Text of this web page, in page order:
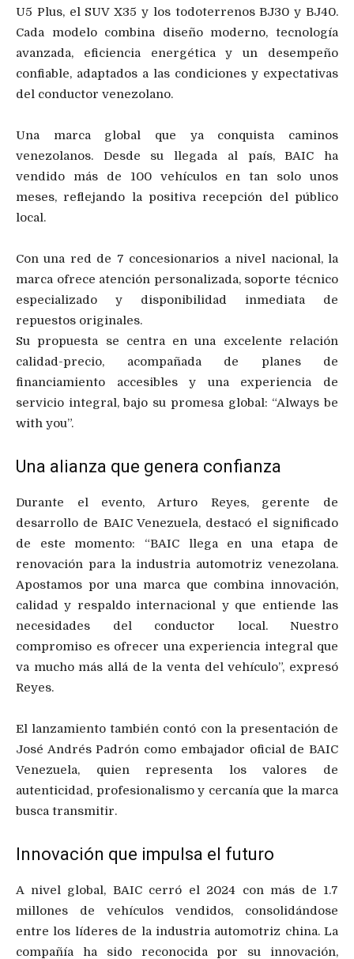
U5 Plus, el SUV X35 y los todoterrenos BJ30 y BJ40.
Cada modelo combina diseño moderno, tecnología
avanzada, eficiencia energética y un desempeño
confiable, adaptados a las condiciones y expectativas
del conductor venezolano.
Una marca global que ya conquista caminos
venezolanos. Desde su llegada al país, BAIC ha
vendido más de 100 vehículos en tan solo unos
meses, reflejando la positiva recepción del público
local.
Con una red de 7 concesionarios a nivel nacional, la
marca ofrece atención personalizada, soporte técnico
especializado y disponibilidad inmediata de
repuestos originales.
Su propuesta se centra en una excelente relación
calidad-precio, acompañada de planes de
financiamiento accesibles y una experiencia de
servicio integral, bajo su promesa global: “Always be
with you”.
Una alianza que genera confianza
Durante el evento, Arturo Reyes, gerente de
desarrollo de BAIC Venezuela, destacó el significado
de este momento: “BAIC llega en una etapa de
renovación para la industria automotriz venezolana.
Apostamos por una marca que combina innovación,
calidad y respaldo internacional y que entiende las
necesidades del conductor local. Nuestro
compromiso es ofrecer una experiencia integral que
va mucho más allá de la venta del vehículo”, expresó
Reyes.
El lanzamiento también contó con la presentación de
José Andrés Padrón como embajador oficial de BAIC
Venezuela, quien representa los valores de
autenticidad, profesionalismo y cercanía que la marca
busca transmitir.
Innovación que impulsa el futuro
A nivel global, BAIC cerró el 2024 con más de 1.7
millones de vehículos vendidos, consolidándose
entre los líderes de la industria automotriz china. La
compañía ha sido reconocida por su innovación,